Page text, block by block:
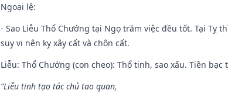
Ngoại lệ:
- Sao Liễu Thổ Chướng tại Ngọ trăm việc đều tốt. Tại Tỵ
suy vi nên kỵ xây cất và chôn cất.
Liễu: Thổ Chướng (con cheo): Thổ tinh, sao xấu. Tiền
“Liễu tinh tạo tác chủ tao quan,